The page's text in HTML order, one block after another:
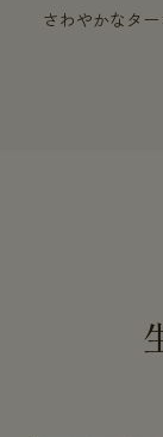
さわやかなタ